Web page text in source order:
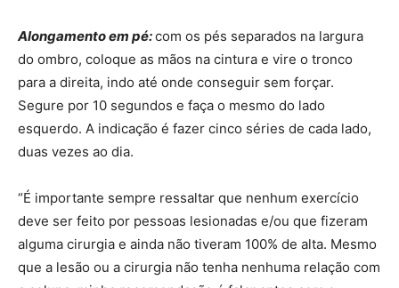
Alongamento em pé:com os pés separados na largura
do ombro, coloque as mãos na cintura e vire o tronco
para a direita, indo até onde conseguir sem forçar.
Segure por 10 segundos e faça o mesmo do lado
esquerdo. A indicação é fazer cinco séries de cada lado,
duas vezes ao dia.
“É importante sempre ressaltar que nenhum exercício
deve ser feito por pessoas lesionadas e/ou que fizeram
alguma cirurgia e ainda não tiveram 100% de alta. Mesmo
que a lesão ou a cirurgia não tenha nenhuma relação com